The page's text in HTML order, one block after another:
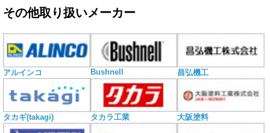
その他取り扱いメーカー
アルインコ Bushnell 昌弘機工
タカギ(takagi) タカラ工業 大阪塗料